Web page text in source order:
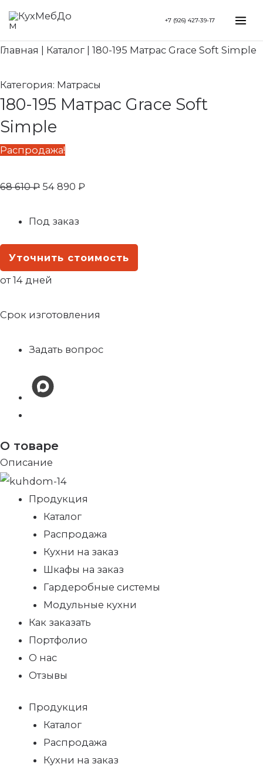
Перейти
содержимому
+7 (926) 427-39-17
Главная Каталог 180-195 Матрас Grace Soft Simple
Категория: Матрасы
180-195 Матрас Grace Soft
Simple
Распродажа!
68 610₽
Первоначальная
составляла
610 ₽.
54 890 ₽
54
Под заказ
Уточнить стоимость
от 14 дней
Срок изготовления
Задать вопрос
О товаре
Описание
Продукция
Каталог
Распродажа
Кухни на заказ
Шкафы на заказ
Гардеробные системы
Модульные кухни
Как заказать
Портфолио
О нас
Отзывы
Продукция
Каталог
Распродажа
Кухни на заказ
Search...